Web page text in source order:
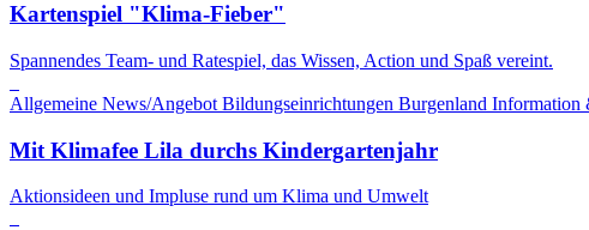
Kartenspiel "Klima-Fieber"
Spannendes Team- und Ratespiel, das Wissen, Action und Spaß vereint.
Allgemeine News/Angebot Bildungseinrichtungen Burgenland Information
Mit Klimafee Lila durchs Kindergartenjahr
Aktionsideen und Impluse rund um Klima und Umwelt